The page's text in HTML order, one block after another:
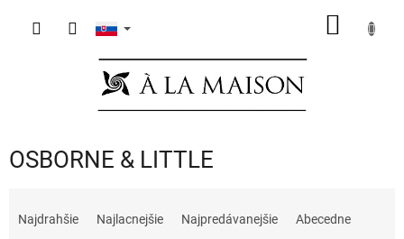
OSBORNE & LITTLE
Najdrahšie Najlacnejšie Najpredávanejšie Abecedne